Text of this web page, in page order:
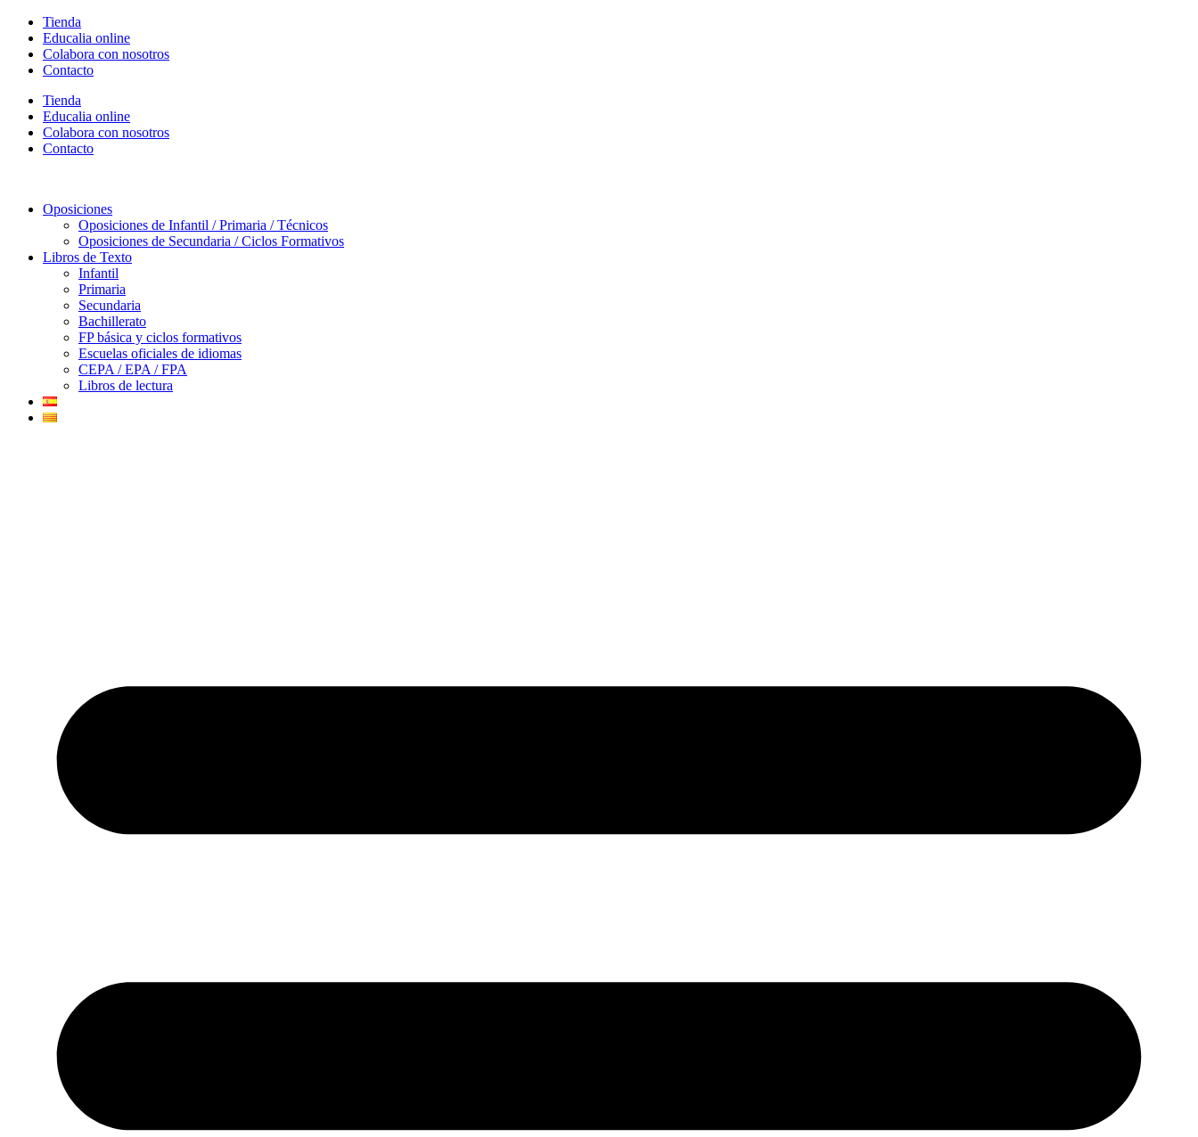
contenido
Tienda
Educalia online
Colabora con nosotros
Contacto
Tienda
Educalia online
Colabora con nosotros
Contacto
Oposiciones
Oposiciones de Infantil / Primaria / Técnicos
Oposiciones de Secundaria / Ciclos Formativos
Libros de Texto
Infantil
Primaria
Secundaria
Bachillerato
FP básica y ciclos formativos
Escuelas oficiales de idiomas
CEPA / EPA / FPA
Libros de lectura